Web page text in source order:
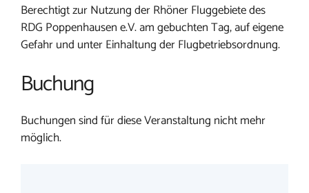
Berechtigt zur Nutzung der Rhöner Fluggebiete des
RDG Poppenhausen e.V. am gebuchten Tag, auf eigene
Gefahr und unter Einhaltung der Flugbetriebsordnung.
Buchung
Buchungen sind für diese Veranstaltung nicht mehr
möglich.